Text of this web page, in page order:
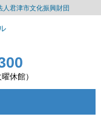
人君津市文化振興財団
休館）